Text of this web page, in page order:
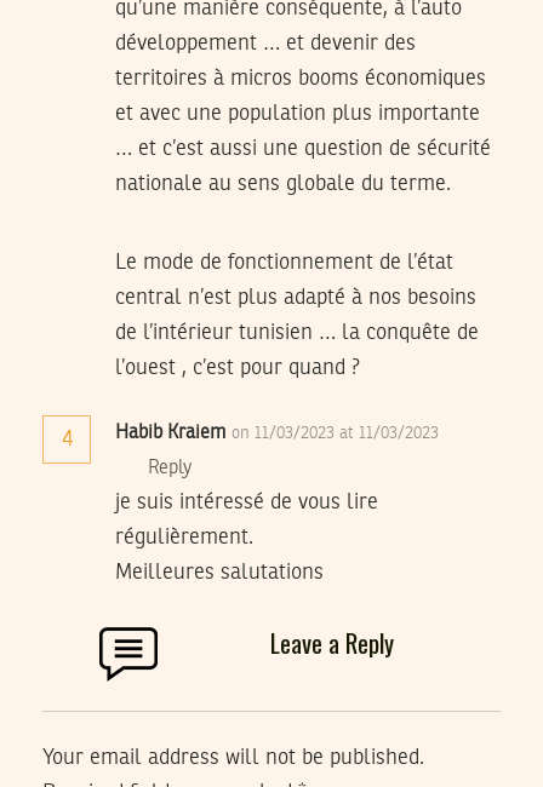
qu’une manière conséquente, à l’auto
développement … et devenir des
territoires à micros booms économiques
et avec une population plus importante
… et c’est aussi une question de sécurité
nationale au sens globale du terme.
Le mode de fonctionnement de l’état
central n’est plus adapté à nos besoins
de l’intérieur tunisien … la conquête de
l’ouest , c’est pour quand ?
4 Habib Kraiem on 11/03/2023 at 11/03/2023
Reply
je suis intéressé de vous lire
régulièrement.
Meilleures salutations
Leave a Reply
Your email address will not be published.